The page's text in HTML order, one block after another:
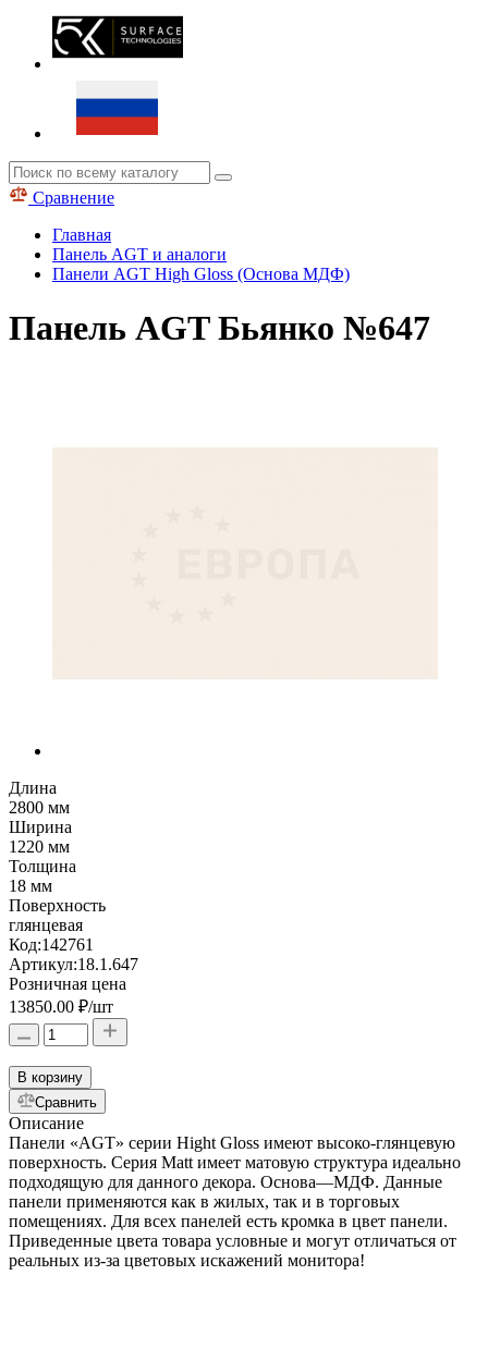
Сравнение
Главная
Панель AGT и аналоги
Панели AGT High Gloss (Основа МДФ)
Панель AGT Бьянко №647
Длина
2800 мм
Ширина
1220 мм
Толщина
18 мм
Поверхность
глянцевая
Код:142761
Артикул:18.1.647
Розничная цена
13850.00 ₽/шт
В корзину
Сравнить
Описание
Панели «AGT» серии Hight Gloss имеют высоко-глянцевую
поверхность. Серия Matt имеет матовую структура идеально
подходящую для данного декора. Основа—МДФ. Данные
панели применяются как в жилых, так и в торговых
помещениях. Для всех панелей есть кромка в цвет панели.
Приведенные цвета товара условные и могут отличаться от
реальных из-за цветовых искажений монитора!